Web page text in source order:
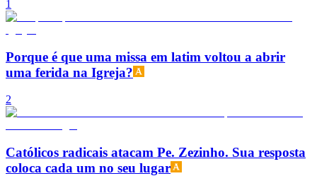
1
Porque é que uma missa em latim voltou a abrir
uma ferida na Igreja?
2
Católicos radicais atacam Pe. Zezinho. Sua resposta
coloca cada um no seu lugar